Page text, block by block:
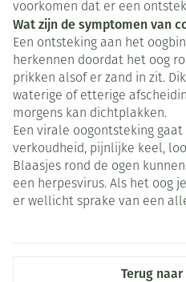
voorkomen dat er een
Wat zijn de symptomen van
Een ontsteking aan het
herkennen doordat het oog
prikken alsof er zand in zit.
waterige of etterige
morgens kan dichtplakken.
Een virale oogontsteking
verkoudheid, pijnlijke keel,
Blaasjes rond de ogen
een herpesvirus. Als het oog
er wellicht sprake van een
Terug